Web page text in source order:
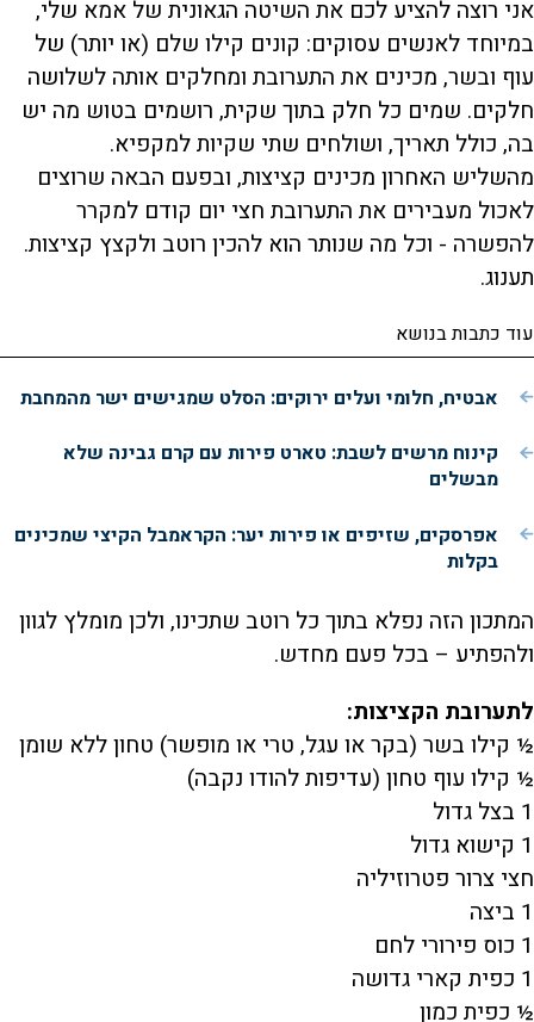
אני רוצה להציע לכם את השיטה הגאונית של אמא שלי,
במיוחד לאנשים עסוקים: קונים קילו שלם (או יותר) של
עוף ובשר, מכינים את התערובת ומחלקים אותה לשלושה
חלקים. שמים כל חלק בתוך שקית, רושמים בטוש מה יש
בה, כולל תאריך, ושולחים שתי שקיות למקפיא.
מהשליש האחרון מכינים קציצות, ובפעם הבאה שרוצים
לאכול מעבירים את התערובת חצי יום קודם למקרר
להפשרה - וכל מה שנותר הוא להכין רוטב ולקצץ קציצות.
תענוג.
עוד כתבות בנושא
אבטיח, חלומי ועלים ירוקים: הסלט שמגישים ישר מהמחבת
קינוח מרשים לשבת: טארט פירות עם קרם גבינה שלא
מבשלים
אפרסקים, שזיפים או פירות יער: הקראמבל הקיצי שמכינים
בקלות
המתכון הזה נפלא בתוך כל רוטב שתכינו, ולכן מומלץ לגוון
ולהפתיע – בכל פעם מחדש.
לתערובת הקציצות:
½ קילו בשר (בקר או עגל, טרי או מופשר) טחון ללא שומן
½ קילו עוף טחון (עדיפות להודו נקבה)
1 בצל גדול
1 קישוא גדול
חצי צרור פטרוזיליה
1 ביצה
1 כוס פירורי לחם
1 כפית קארי גדושה
½ כפית כמון